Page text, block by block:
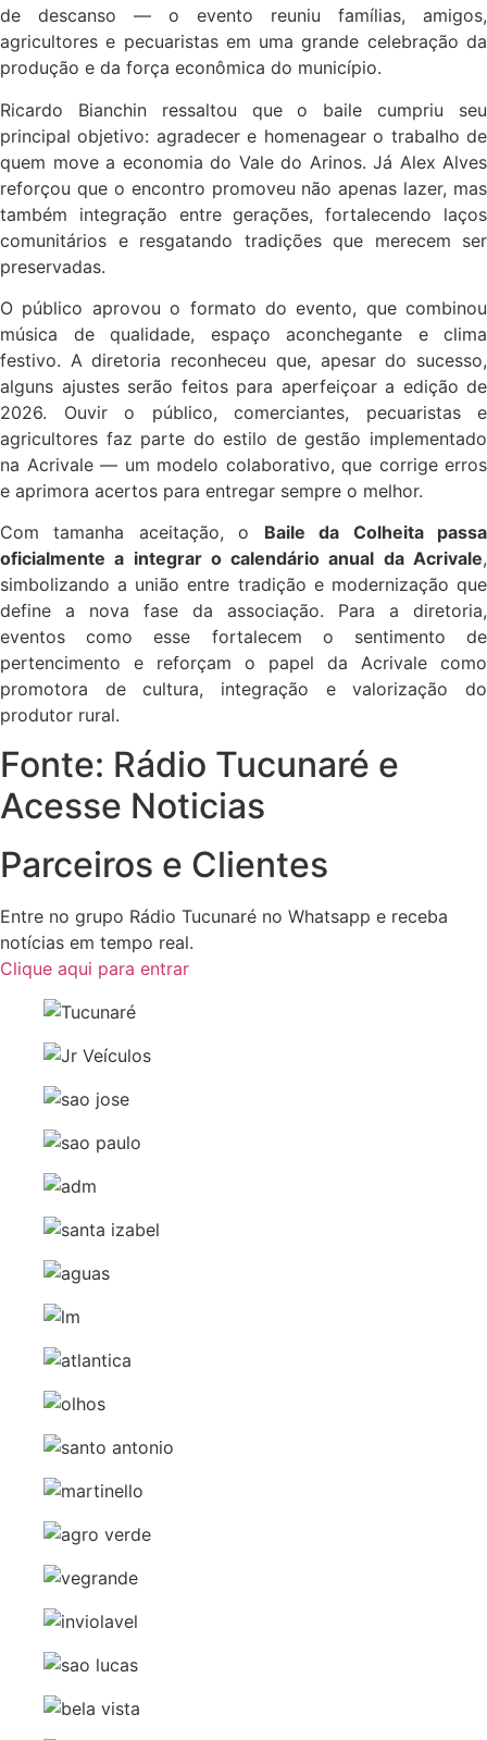
de descanso — o evento reuniu famílias, amigos,
agricultores e pecuaristas em uma grande celebração da
produção e da força econômica do município.
Ricardo Bianchin ressaltou que o baile cumpriu seu
principal objetivo: agradecer e homenagear o trabalho de
quem move a economia do Vale do Arinos. Já Alex Alves
reforçou que o encontro promoveu não apenas lazer, mas
também integração entre gerações, fortalecendo laços
comunitários e resgatando tradições que merecem ser
preservadas.
O público aprovou o formato do evento, que combinou
música de qualidade, espaço aconchegante e clima
festivo. A diretoria reconheceu que, apesar do sucesso,
alguns ajustes serão feitos para aperfeiçoar a edição de
2026. Ouvir o público, comerciantes, pecuaristas e
agricultores faz parte do estilo de gestão implementado
na Acrivale — um modelo colaborativo, que corrige erros
e aprimora acertos para entregar sempre o melhor.
Com tamanha aceitação, o Baile da Colheita passa
oficialmente a integrar o calendário anual da Acrivale,
simbolizando a união entre tradição e modernização que
define a nova fase da associação. Para a diretoria,
eventos como esse fortalecem o sentimento de
pertencimento e reforçam o papel da Acrivale como
promotora de cultura, integração e valorização do
produtor rural.
Fonte: Rádio Tucunaré e
Acesse Noticias
Parceiros e Clientes
Entre no grupo Rádio Tucunaré no Whatsapp e receba
notícias em tempo real.
Clique aqui para entrar